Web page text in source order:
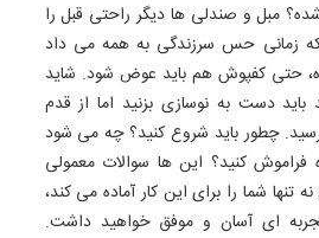
مبل و صندلی ها دیگر راحتی قبل را
که زمانی حس سرزندگی به همه می داد
حتی کفپوش هم باید عوض شود. شاید
دست به نوسازی بزنید اما از قدم
چطور باید شروع کنید؟ چه می شود
کنید؟ این ها سوالات معمولی
شما را برای این کار آماده می کند،
ای آسان و موفق خواهید داشت.